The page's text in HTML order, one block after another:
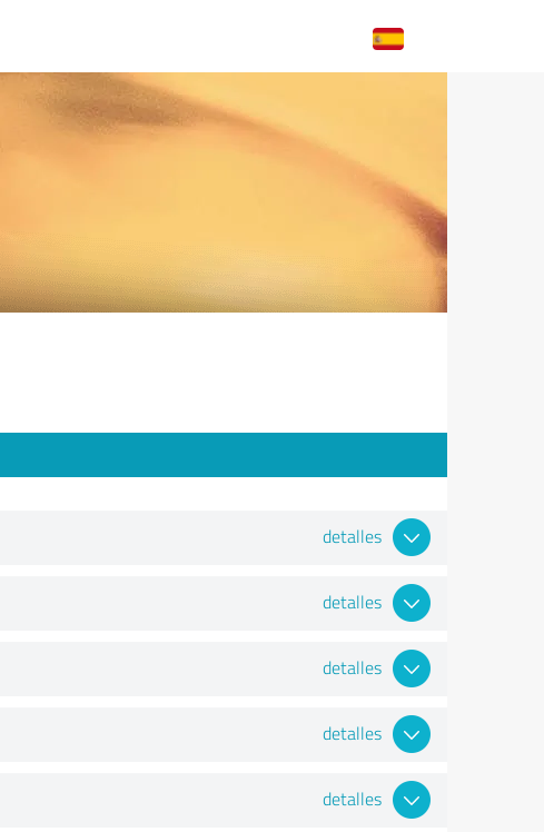
detalles
detalles
detalles
detalles
detalles